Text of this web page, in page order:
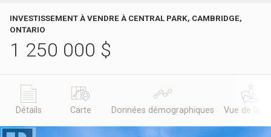
INVESTISSEMENT À VENDRE À CENTRAL PARK, CAMBRIDGE,
ONTARIO
1 250 000 $
Détails Carte Données démographiques Vue de la